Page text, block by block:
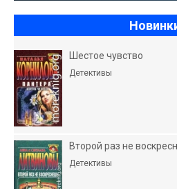
Шестое чувство
Детективы
Второй раз не
Детективы